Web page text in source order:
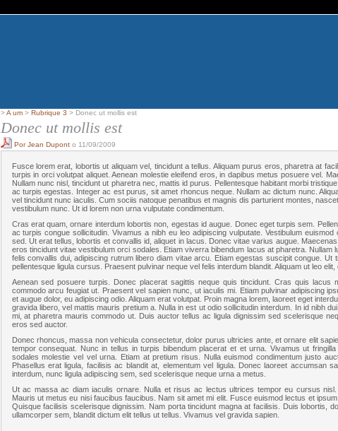
>A um> Rubrique 3 > Donec ut mollis est
Donec ut mollis est
Por Jean Duponto 11/09/2009
Fusce lorem erat, lobortis ut aliquam vel, tincidunt a tellus. Aliquam purus eros, pharetra at
turpis in orci volutpat aliquet. Aenean molestie eleifend eros, in dapibus metus posuere vel.
Nullam nunc nisl, tincidunt ut pharetra nec, mattis id purus. Pellentesque habitant morbi
ac turpis egestas. Integer ac est purus, sit amet rhoncus neque. Nullam ac dictum nunc.
vel tincidunt nunc iaculis. Cum sociis natoque penatibus et magnis dis parturient montes,
vestibulum nunc. Ut id lorem non urna vulputate condimentum.
Cras erat quam, ornare interdum lobortis non, egestas id augue. Donec eget turpis sem.
ac turpis congue sollicitudin. Vivamus a nibh eu leo adipiscing vulputate. Vestibulum
sed. Ut erat tellus, lobortis et convallis id, aliquet in lacus. Donec vitae varius augue.
eros tincidunt vitae vestibulum orci sodales. Etiam viverra bibendum lacus at pharetra. Nullam
felis convallis dui, adipiscing rutrum libero diam vitae arcu. Etiam egestas suscipit congue. Ut
pellentesque ligula cursus. Praesent pulvinar neque vel felis interdum blandit. Aliquam ut leo elit,
Aenean sed posuere turpis. Donec placerat sagittis neque quis tincidunt. Cras quis lacus
commodo arcu feugiat ut. Praesent vel sapien nunc, ut iaculis mi. Etiam pulvinar adipiscing
et augue dolor, eu adipiscing odio. Aliquam erat volutpat. Proin magna lorem, laoreet eget
gravida libero, vel mattis mauris pretium a. Nulla in est ut odio sollicitudin interdum. In id nibh
mi, at pharetra mauris commodo ut. Duis auctor tellus ac ligula dignissim sed scelerisque
eros sed auctor.
Donec rhoncus, massa non vehicula consectetur, dolor purus ultricies ante, et ornare elit
tempor consequat. Nunc in tellus in turpis bibendum placerat et et urna. Vivamus ut
sodales molestie vel vel urna. Etiam at pretium risus. Nulla euismod condimentum justo
Phasellus erat ligula, facilisis ac blandit at, elementum vel ligula. Donec laoreet accumsan
interdum, nunc ligula adipiscing sem, sed scelerisque neque urna a metus.
Ut ac massa ac diam iaculis ornare. Nulla et risus ac lectus ultrices tempor eu cursus nisl.
Mauris ut metus eu nisi faucibus faucibus. Nam sit amet mi elit. Fusce euismod lectus et
Quisque facilisis scelerisque dignissim. Nam porta tincidunt magna at facilisis. Duis lobortis,
ullamcorper sem, blandit dictum elit tellus ut tellus. Vivamus vel gravida sapien.